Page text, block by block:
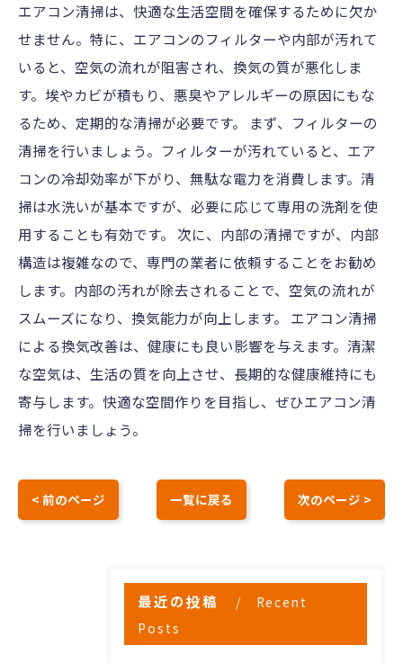
エアコン清掃は、快適な生活空間を確保するために欠か
せません。特に、エアコンのフィルターや内部が汚れて
いると、空気の流れが阻害され、換気の質が悪化しま
す。埃やカビが積もり、悪臭やアレルギーの原因にもな
るため、定期的な清掃が必要です。 まず、フィルターの
清掃を行いましょう。フィルターが汚れていると、エア
コンの冷却効率が下がり、無駄な電力を消費します。清
掃は水洗いが基本ですが、必要に応じて専用の洗剤を使
用することも有効です。 次に、内部の清掃ですが、内部
構造は複雑なので、専門の業者に依頼することをお勧め
します。内部の汚れが除去されることで、空気の流れが
スムーズになり、換気能力が向上します。 エアコン清掃
による換気改善は、健康にも良い影響を与えます。清潔
な空気は、生活の質を向上させ、長期的な健康維持にも
寄与します。快適な空間作りを目指し、ぜひエアコン清
掃を行いましょう。
< 前のページ 一覧に戻る 次のページ >
最近の投稿
Recent
Posts